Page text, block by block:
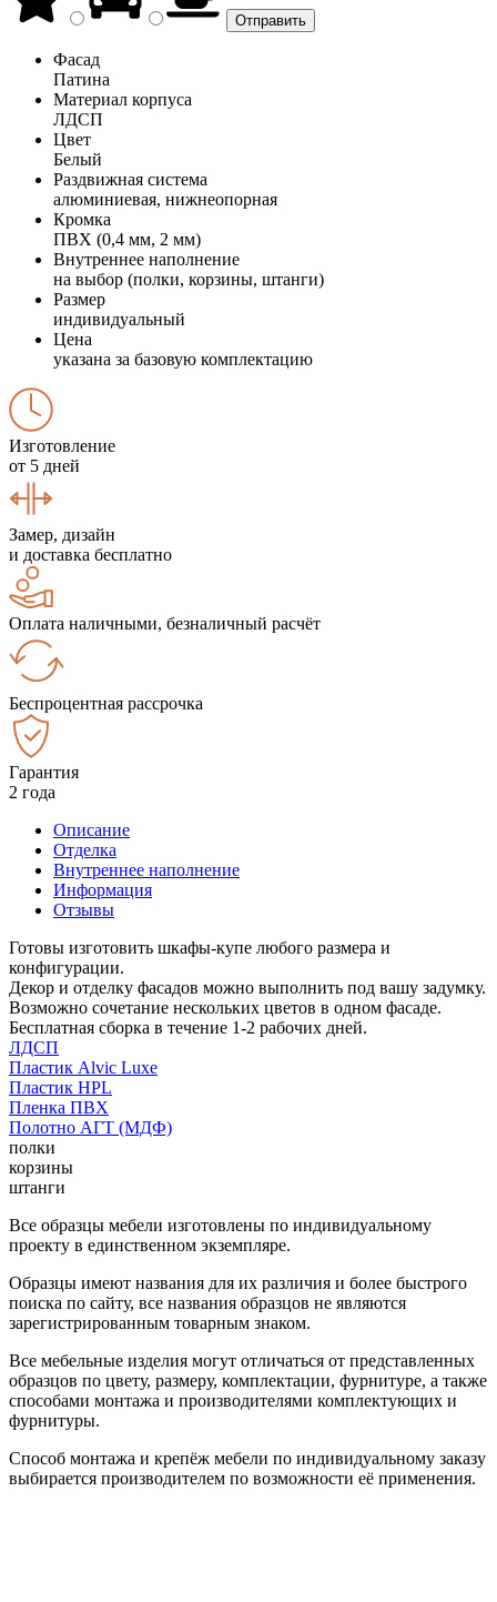
Фасад
Патина
Материал корпуса
ЛДСП
Цвет
Белый
Раздвижная система
алюминиевая, нижнеопорная
Кромка
ПВХ (0,4 мм, 2 мм)
Внутреннее наполнение
на выбор (полки, корзины, штанги)
Размер
индивидуальный
Цена
указана за базовую комплектацию
Изготовление
от 5 дней
Замер, дизайн
и доставка бесплатно
Оплата наличными, безналичный расчёт
Беспроцентная рассрочка
Гарантия
2 года
Описание
Отделка
Внутреннее наполнение
Информация
Отзывы
Готовы изготовить шкафы-купе любого размера и
конфигурации.
Декор и отделку фасадов можно выполнить под вашу задумку.
Возможно сочетание нескольких цветов в одном фасаде.
Бесплатная сборка в течение 1-2 рабочих дней.
ЛДСП
Пластик Alvic Luxe
Пластик HPL
Пленка ПВХ
Полотно АГТ (МДФ)
полки
корзины
штанги
Все образцы мебели изготовлены по индивидуальному
проекту в единственном экземпляре.
Образцы имеют названия для их различия и более быстрого
поиска по сайту, все названия образцов не являются
зарегистрированным товарным знаком.
Все мебельные изделия могут отличаться от представленных
образцов по цвету, размеру, комплектации, фурнитуре, а также
способами монтажа и производителями комплектующих и
фурнитуры.
Способ монтажа и крепёж мебели по индивидуальному заказу
выбирается производителем по возможности её применения.